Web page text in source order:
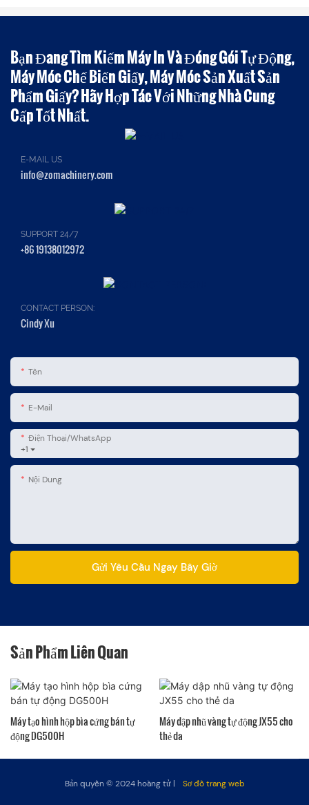
Bạn Đang Tìm Kiếm Máy In Và Đóng Gói Tự Động,
Máy Móc Chế Biến Giấy, Máy Móc Sản Xuất Sản
Phẩm Giấy? Hãy Hợp Tác Với Những Nhà Cung
Cấp Tốt Nhất.
E-MAIL US
info@zomachinery.com
SUPPORT 24/7
+86 19138012972
CONTACT PERSON:
Cindy Xu
Tên
E-Mail
+1
Điện Thoại/WhatsApp
Nội Dung
Gửi Yêu Cầu Ngay Bây Giờ
Sản Phẩm Liên Quan
Máy tạo hình hộp bìa cứng bán tự
động DG500H
Máy dập nhũ vàng tự động JX55 cho
thẻ da
Bản quyền © 2024hoàng tử | Sơ đồ trang web